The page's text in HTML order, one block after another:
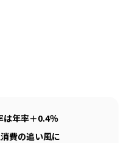
は年率＋0.4％
費の追い風に